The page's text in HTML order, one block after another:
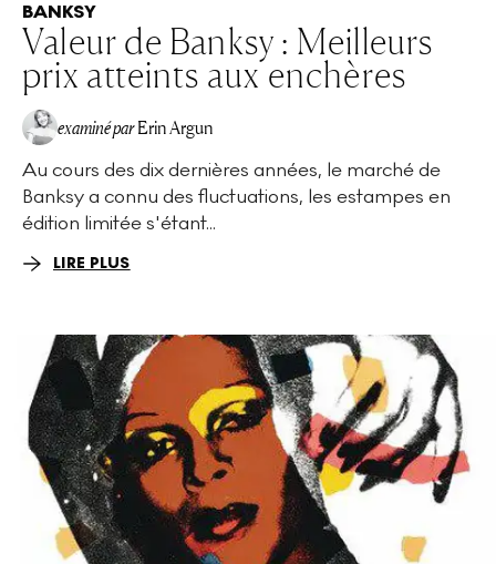
BANKSY
Valeur de Banksy : Meilleurs
prix atteints aux enchères
EA
examiné par Erin Argun
Au cours des dix dernières années, le marché de
Banksy a connu des fluctuations, les estampes en
édition limitée s'étant...
LIRE PLUS